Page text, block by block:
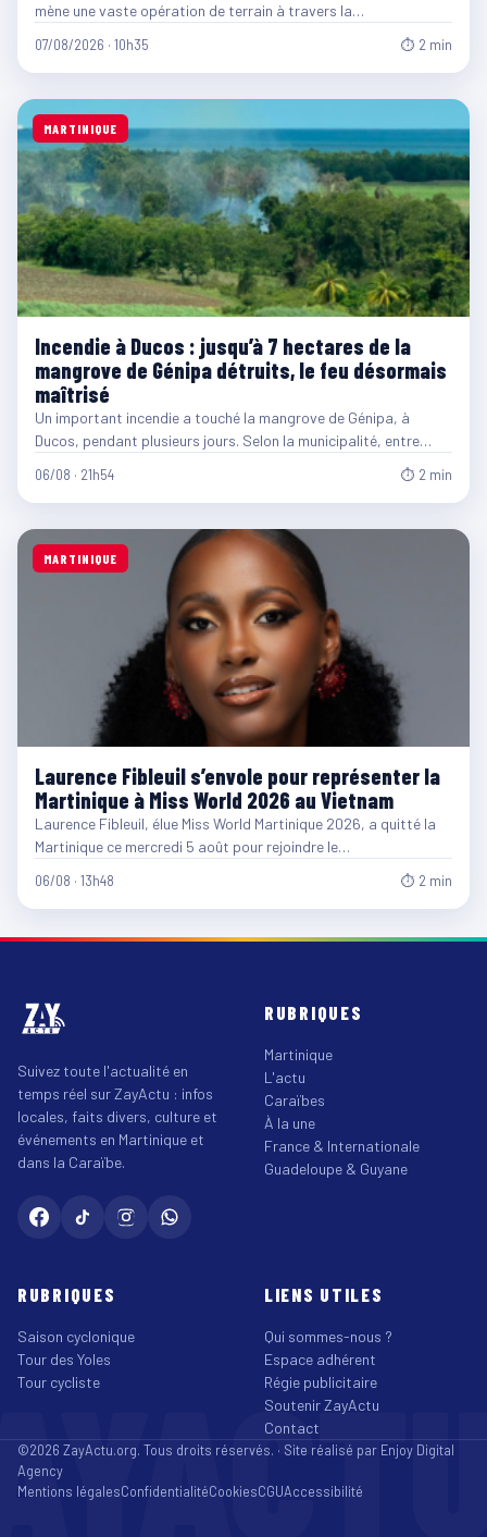
mène une vaste opération de terrain à travers la…
07/08/2026 · 10h35 ⏱ 2 min
MARTINIQUE
Incendie à Ducos : jusqu’à 7 hectares de la
mangrove de Génipa détruits, le feu désormais
maîtrisé
Un important incendie a touché la mangrove de Génipa, à
Ducos, pendant plusieurs jours. Selon la municipalité, entre…
06/08 · 21h54 ⏱ 2 min
MARTINIQUE
Laurence Fibleuil s’envole pour représenter la
Martinique à Miss World 2026 au Vietnam
Laurence Fibleuil, élue Miss World Martinique 2026, a quitté la
Martinique ce mercredi 5 août pour rejoindre le…
06/08 · 13h48 ⏱ 2 min
Suivez toute l'actualité en
temps réel sur ZayActu : infos
locales, faits divers, culture et
événements en Martinique et
dans la Caraïbe.
RUBRIQUES
Martinique
L'actu
Caraïbes
À la une
France & Internationale
Guadeloupe & Guyane
RUBRIQUES
Saison cyclonique
Tour des Yoles
Tour cycliste
LIENS UTILES
Qui sommes-nous ?
Espace adhérent
Régie publicitaire
Soutenir ZayActu
Contact
©2026 ZayActu.org. Tous droits réservés. · Site réalisé par Enjoy Digital
Agency
Mentions légalesConfidentialitéCookiesCGUAccessibilité